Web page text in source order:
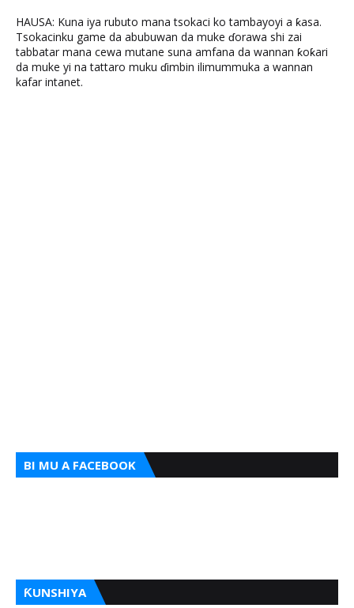
HAUSA: Kuna iya rubuto mana tsokaci ko tambayoyi a ƙasa.
Tsokacinku game da abubuwan da muke ɗorawa shi zai
tabbatar mana cewa mutane suna amfana da wannan ƙoƙari
da muke yi na tattaro muku ɗimbin ilimummuka a wannan
kafar intanet.
BI MU A FACEBOOK
ƘUNSHIYA